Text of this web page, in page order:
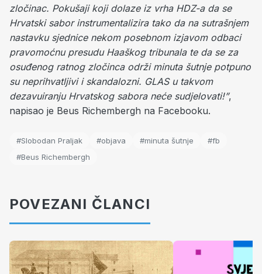
zločinac. Pokušaji koji dolaze iz vrha HDZ-a da se
Hrvatski sabor instrumentalizira tako da na sutrašnjem
nastavku sjednice nekom posebnom izjavom odbaci
pravomoćnu presudu Haaškog tribunala te da se za
osuđenog ratnog zločinca održi minuta šutnje potpuno
su neprihvatljivi i skandalozni. GLAS u takvom
dezavuiranju Hrvatskog sabora neće sudjelovati!”,
napisao je Beus Richembergh na Facebooku.
#Slobodan Praljak #objava #minuta šutnje
#fb
#Beus Richembergh
POVEZANI ČLANCI